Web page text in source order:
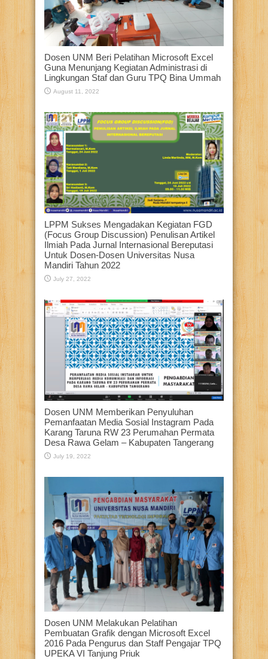
Dosen UNM Beri Pelatihan Microsoft Excel
Guna Menunjang Kegiatan Administrasi di
Lingkungan Staf dan Guru TPQ Bina Ummah
August 11, 2022
LPPM Sukses Mengadakan Kegiatan FGD
(Focus Group Discussion) Penulisan Artikel
Ilmiah Pada Jurnal Internasional Bereputasi
Untuk Dosen-Dosen Universitas Nusa
Mandiri Tahun 2022
July 27, 2022
Dosen UNM Memberikan Penyuluhan
Pemanfaatan Media Sosial Instagram Pada
Karang Taruna RW 23 Perumahan Permata
Desa Rawa Gelam – Kabupaten Tangerang
July 19, 2022
Dosen UNM Melakukan Pelatihan
Pembuatan Grafik dengan Microsoft Excel
2016 Pada Pengurus dan Staff Pengajar TPQ
UPEKA VI Tanjung Priuk